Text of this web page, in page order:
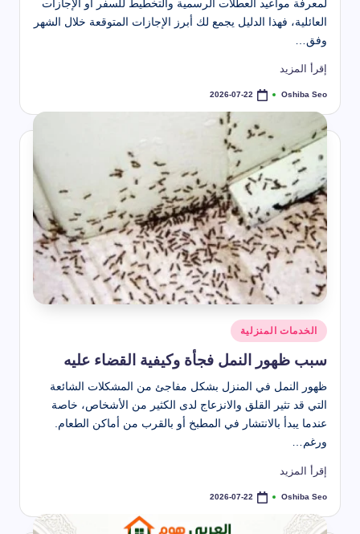
لمعرفة مواعيد العطلات الرسمية والتخطيط للسفر أو الإجازات
العائلية، فهذا الدليل يجمع لك أبرز الإجازات المتوقعة خلال الشهر
وفق…
إقرأ المزيد
تمّ
بواسطة
Oshiba Seo
2026-07-22
نُشر
في
الخدمات المنزلية
سبب ظهور النمل فجأة وكيفية القضاء عليه
ظهور النمل في المنزل بشكل مفاجئ من المشكلات الشائعة
التي قد تثير القلق والانزعاج لدى الكثير من الأشخاص، خاصة
عندما يبدأ بالانتشار في المطبخ أو بالقرب من أماكن الطعام.
ورغم…
إقرأ المزيد
تمّ
بواسطة
Oshiba Seo
2026-07-22